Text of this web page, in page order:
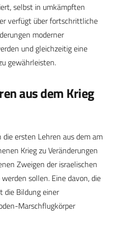
selbst in umkämpften
verfügt über fortschrittliche
moderner
und gleichzeitig eine
gewährleisten.
aus dem Krieg
ersten Lehren aus dem am
Krieg zu Veränderungen
Zweigen der israelischen
sollen. Eine davon, die
die Bildung einer
Marschflugkörper